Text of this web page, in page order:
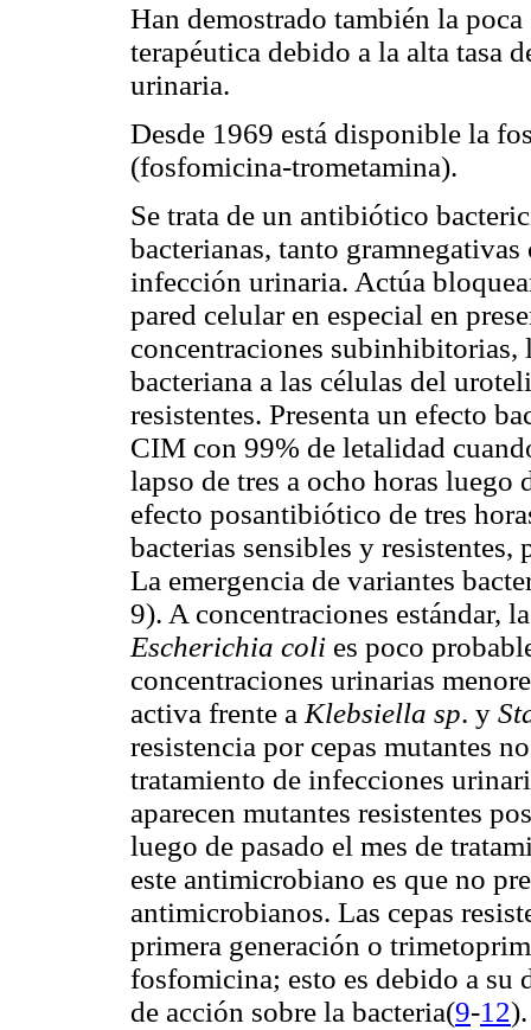
Han demostrado también la
terapéutica debido a la alta tasa
urinaria.
Desde 1969 está disponible la
(fosfomicina-trometamina).
Se trata de un antibiótico
bacterianas, tanto
infección urinaria. Actúa
pared celular en especial en
concentraciones subinhibitorias,
bacteriana a las células del
resistentes. Presenta un efecto
CIM con 99% de letalidad
lapso de tres a ocho horas luego
efecto posantibiótico de tres
bacterias sensibles y
La emergencia de variantes
9). A concentraciones estándar,
Escherichia coli es poco
concentraciones urinarias
activa frente a Klebsiella sp. y
resistencia por cepas mutantes
tratamiento de infecciones
aparecen mutantes resistentes
luego de pasado el mes de
este antimicrobiano es que no
antimicrobianos. Las cepas
primera generación o
fosfomicina; esto es debido a su
de acción sobre la bacteria(9-12).